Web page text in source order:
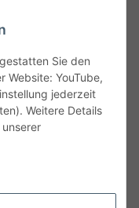
Sie den
Website: YouTube,
jederzeit
Weitere Details